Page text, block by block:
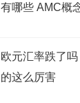
有哪些 AMC概
欧元汇率跌了
的这么厉害